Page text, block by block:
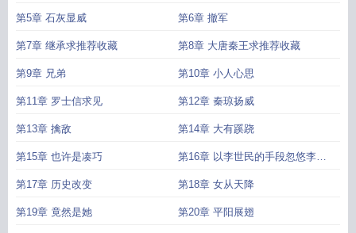
第5章 石灰显威 第6章 撤军
第7章 继承求推荐收藏 第8章 大唐秦王求推荐收藏
第9章 兄弟 第10章 小人心思
第11章 罗士信求见 第12章 秦琼扬威
第13章 擒敌 第14章 大有蹊跷
第15章 也许是凑巧 第16章 以李世民的手段忽悠李世
民
第17章 历史改变 第18章 女从天降
第19章 竟然是她 第20章 平阳展翅